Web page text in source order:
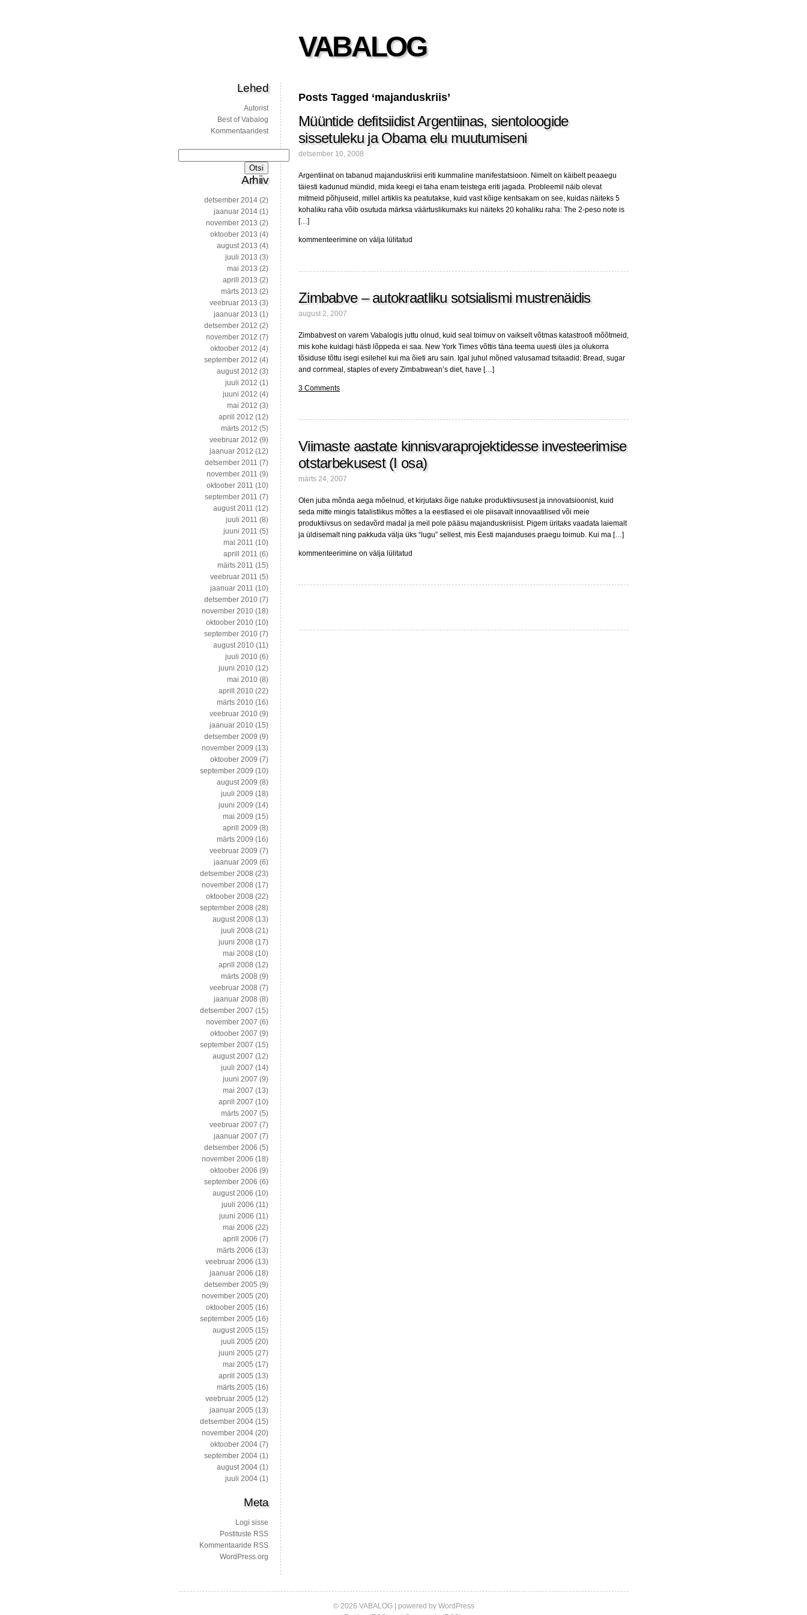
VABALOG
Posts Tagged ‘majanduskriis’
Müüntide defitsiidist Argentiinas, sientoloogide
sissetuleku ja Obama elu muutumiseni
detsember 10, 2008
Argentiinat on tabanud majanduskriisi eriti kummaline manifestatsioon. Nimelt on käibelt peaaegu
täiesti kadunud mündid, mida keegi ei taha enam teistega eriti jagada. Probleemil näib olevat
mitmeid põhjuseid, millel artiklis ka peatutakse, kuid vast kõige kentsakam on see, kuidas näiteks 5
kohaliku raha võib osutuda märksa väärtuslikumaks kui näiteks 20 kohaliku raha: The 2-peso note is
[…]
Müüntide
sientoloogide
ja
elu
muutumiseni
kommenteerimine on välja lülitatud
Zimbabve – autokraatliku sotsialismi mustrenäidis
august 2, 2007
Zimbabvest on varem Vabalogis juttu olnud, kuid seal toimuv on vaikselt võtmas katastroofi mõõtmeid,
mis kohe kuidagi hästi lõppeda ei saa. New York Times võttis täna teema uuesti üles ja olukorra
tõsiduse tõttu isegi esilehel kui ma õieti aru sain. Igal juhul mõned valusamad tsitaadid: Bread, sugar
and cornmeal, staples of every Zimbabwean’s diet, have […]
3 Comments
Viimaste aastate kinnisvaraprojektidesse investeerimise
otstarbekusest (I osa)
märts 24, 2007
Olen juba mõnda aega mõelnud, et kirjutaks õige natuke produktiivsusest ja innovatsioonist, kuid
seda mitte mingis fatalistlikus mõttes a la eestlased ei ole piisavalt innovaatilised või meie
produktiivsus on sedavõrd madal ja meil pole pääsu majanduskriisist. Pigem üritaks vaadata laiemalt
ja üldisemalt ning pakkuda välja üks “lugu” sellest, mis Eesti majanduses praegu toimub. Kui ma […]
Viimaste
investeerimise
kommenteerimine on välja lülitatud
Lehed
Autorist
Best of Vabalog
Kommentaaridest
Arhiiv
detsember 2014 (2)
jaanuar 2014 (1)
november 2013 (2)
oktoober 2013 (4)
august 2013 (4)
juuli 2013 (3)
mai 2013 (2)
aprill 2013 (2)
märts 2013 (2)
veebruar 2013 (3)
jaanuar 2013 (1)
detsember 2012 (2)
november 2012 (7)
oktoober 2012 (4)
september 2012 (4)
august 2012 (3)
juuli 2012 (1)
juuni 2012 (4)
mai 2012 (3)
aprill 2012 (12)
märts 2012 (5)
veebruar 2012 (9)
jaanuar 2012 (12)
detsember 2011 (7)
november 2011 (9)
oktoober 2011 (10)
september 2011 (7)
august 2011 (12)
juuli 2011 (8)
juuni 2011 (5)
mai 2011 (10)
aprill 2011 (6)
märts 2011 (15)
veebruar 2011 (5)
jaanuar 2011 (10)
detsember 2010 (7)
november 2010 (18)
oktoober 2010 (10)
september 2010 (7)
august 2010 (11)
juuli 2010 (6)
juuni 2010 (12)
mai 2010 (8)
aprill 2010 (22)
märts 2010 (16)
veebruar 2010 (9)
jaanuar 2010 (15)
detsember 2009 (9)
november 2009 (13)
oktoober 2009 (7)
september 2009 (10)
august 2009 (8)
juuli 2009 (18)
juuni 2009 (14)
mai 2009 (15)
aprill 2009 (8)
märts 2009 (16)
veebruar 2009 (7)
jaanuar 2009 (6)
detsember 2008 (23)
november 2008 (17)
oktoober 2008 (22)
september 2008 (28)
august 2008 (13)
juuli 2008 (21)
juuni 2008 (17)
mai 2008 (10)
aprill 2008 (12)
märts 2008 (9)
veebruar 2008 (7)
jaanuar 2008 (8)
detsember 2007 (15)
november 2007 (6)
oktoober 2007 (9)
september 2007 (15)
august 2007 (12)
juuli 2007 (14)
juuni 2007 (9)
mai 2007 (13)
aprill 2007 (10)
märts 2007 (5)
veebruar 2007 (7)
jaanuar 2007 (7)
detsember 2006 (5)
november 2006 (18)
oktoober 2006 (9)
september 2006 (6)
august 2006 (10)
juuli 2006 (11)
juuni 2006 (11)
mai 2006 (22)
aprill 2006 (7)
märts 2006 (13)
veebruar 2006 (13)
jaanuar 2006 (18)
detsember 2005 (9)
november 2005 (20)
oktoober 2005 (16)
september 2005 (16)
august 2005 (15)
juuli 2005 (20)
juuni 2005 (27)
mai 2005 (17)
aprill 2005 (13)
märts 2005 (16)
veebruar 2005 (12)
jaanuar 2005 (13)
detsember 2004 (15)
november 2004 (20)
oktoober 2004 (7)
september 2004 (1)
august 2004 (1)
juuli 2004 (1)
Meta
Logi sisse
Postituste RSS
Kommentaaride RSS
WordPress.org
© 2026 VABALOG | powered by WordPress